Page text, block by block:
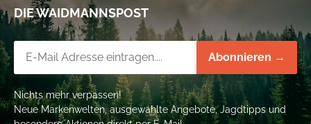
DIE WAIDMANNSPOST
Abonnieren →
Nichts mehr verpassen!
Neue Markenwelten, ausgewählte Angebote, Jagdtipps und